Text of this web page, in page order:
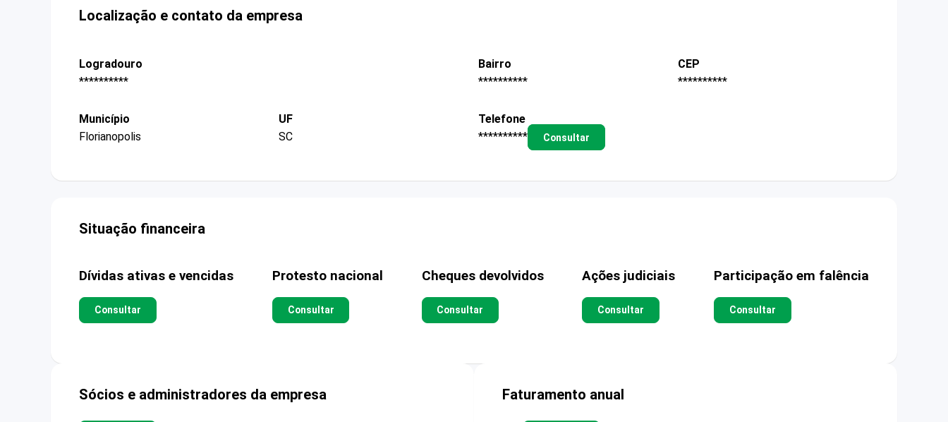
Localização e contato da empresa
Logradouro
**********
Bairro
**********
CEP
**********
Município
Florianopolis
UF
SC
Telefone
**********
Consultar
Situação financeira
Dívidas ativas e vencidas
Consultar
Protesto nacional
Consultar
Cheques devolvidos
Consultar
Ações judiciais
Consultar
Participação em falência
Consultar
Sócios e administradores da empresa Faturamento anual